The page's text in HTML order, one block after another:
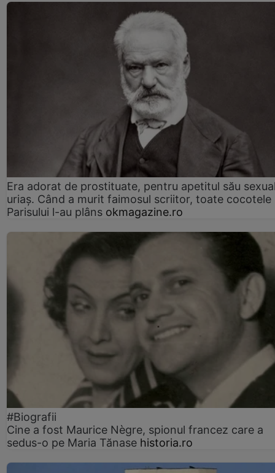
Era adorat de prostituate, pentru apetitul său
uriaș. Când a murit faimosul scriitor, toate cocotele
Parisului l-au plâns okmagazine.ro
#Biografii
Cine a fost Maurice Nègre, spionul francez care a
sedus-o pe Maria Tănase historia.ro